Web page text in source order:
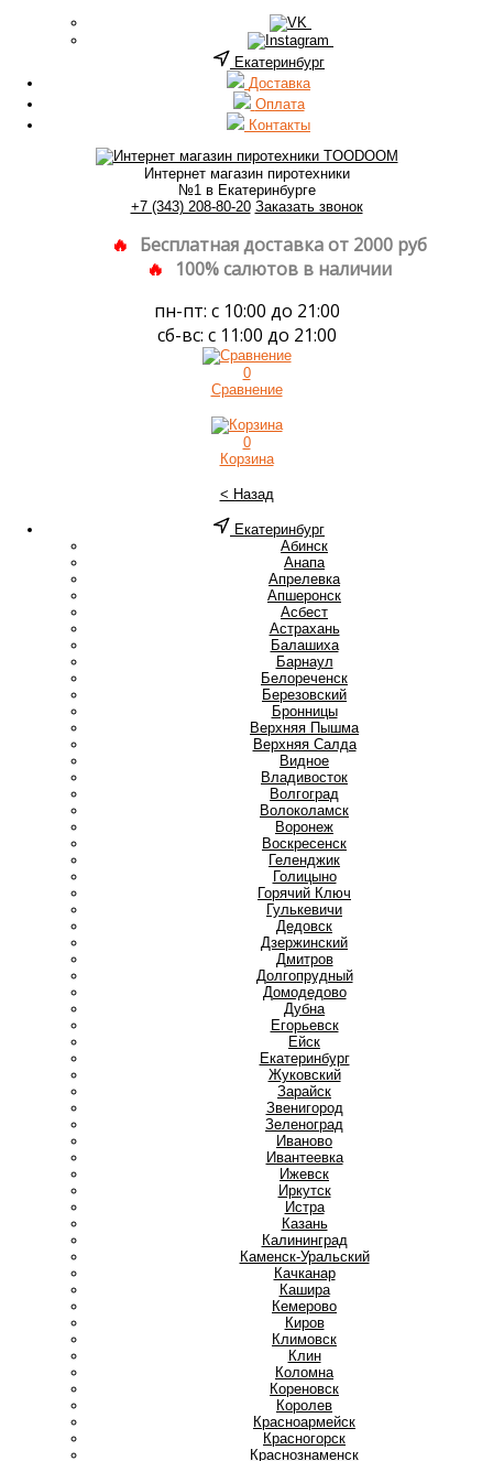
Екатеринбург
Доставка
Оплата
Контакты
Интернет магазин пиротехники
№1 в Екатеринбурге
+7 (343) 208-80-20 Заказать звонок
Бесплатная доставка от 2000 руб
100% салютов в наличии
пн-пт: с 10:00 до 21:00
сб-вс: с 11:00 до 21:00
0
Сравнение
0
Корзина
< Назад
Екатеринбург
Абинск
Анапа
Апрелевка
Апшеронск
Асбест
Астрахань
Балашиха
Барнаул
Белореченск
Березовский
Бронницы
Верхняя Пышма
Верхняя Салда
Видное
Владивосток
Волгоград
Волоколамск
Воронеж
Воскресенск
Геленджик
Голицыно
Горячий Ключ
Гулькевичи
Дедовск
Дзержинский
Дмитров
Долгопрудный
Домодедово
Дубна
Егорьевск
Ейск
Екатеринбург
Жуковский
Зарайск
Звенигород
Зеленоград
Иваново
Ивантеевка
Ижевск
Иркутск
Истра
Казань
Калининград
Каменск-Уральский
Качканар
Кашира
Кемерово
Киров
Климовск
Клин
Коломна
Кореновск
Королев
Красноармейск
Красногорск
Краснознаменск